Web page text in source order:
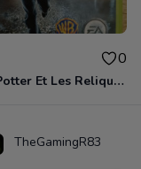
0
Harry Potter Et Les Reliques De La Mort - 1ère Partie Xbox 360
TheGamingR83